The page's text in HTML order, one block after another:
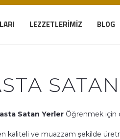
LEZZETLERIMIZ BLOG
Satan Yerler Öğrenmek için
kaliteli ve muazzam şekilde